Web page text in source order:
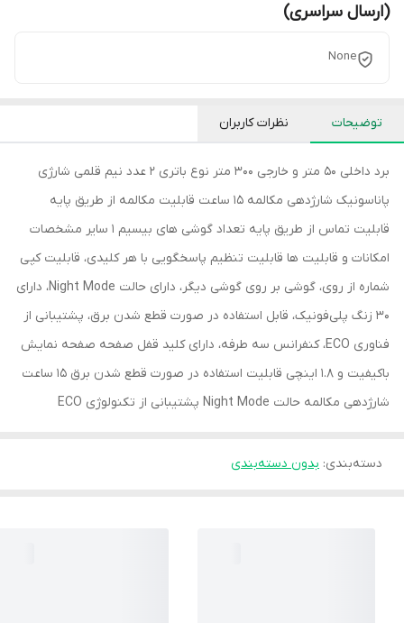
(ارسال سراسری)
None
توضیحات نظرات کاربران
برد داخلی 50 متر و خارجی 300 متر نوع باتری 2 عدد نیم قلمی شارژی
پاناسونیک شارژدهی مکالمه 15 ساعت قابلیت مکالمه از طریق پایه
قابلیت تماس از طریق پایه تعداد گوشی های بیسیم 1 سایر مشخصات
امکانات و قابلیت ها قابلیت تنظیم پاسخگویی با هر کلیدی، قابلیت کپی
شماره از روی، گوشی بر روی گوشی دیگر، دارای حالت Night Mode، دارای
30 زنگ پلی‌فونیک، قابل استفاده در صورت قطع شدن برق، پشتیبانی از
فناوری ECO، کنفرانس سه طرفه، دارای کلید قفل صفحه صفحه نمایش
باکیفیت و 1.8 اینچی قابلیت استفاده در صورت قطع شدن برق 15 ساعت
شارژدهی مکالمه حالت Night Mode پشتیبانی از تکنولوژی ECO
دسته‌بندی: بدون دسته‌بندی